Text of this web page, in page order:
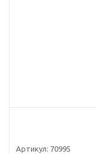
Артикул: 70995